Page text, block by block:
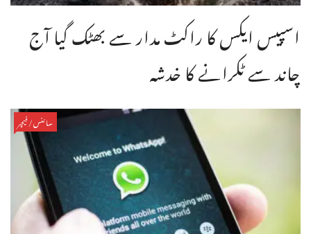
اسپیس ایکس کا راکٹ مدار سے بھٹک گیا آج
چاند سے ٹکرانے کا خدشہ
سائنس/فیچر